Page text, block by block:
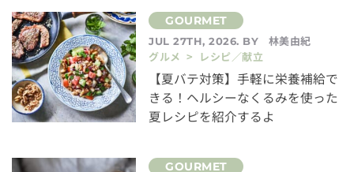
JUL 27TH, 2026. BY
林美由紀
グルメ > レシピ／献立
【夏バテ対策】手軽に栄養補給で
きる！ヘルシーなくるみを使った
夏レシピを紹介するよ